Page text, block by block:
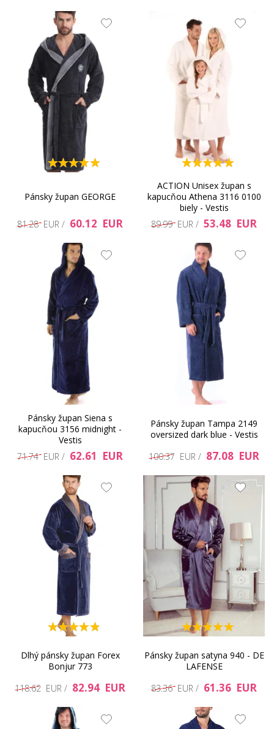
Pánsky župan GEORGE
81.28 EUR / 60.12 EUR
ACTION Unisex župan s
kapucňou Athena 3116 0100
biely - Vestis
89.99 EUR / 53.48 EUR
Pánsky župan Siena s
kapucňou 3156 midnight -
Vestis
71.74 EUR / 62.61 EUR
Pánsky župan Tampa 2149
oversized dark blue - Vestis
100.37 EUR / 87.08 EUR
Dlhý pánsky župan Forex
Bonjur 773
118.62 EUR / 82.94 EUR
Pánsky župan satyna 940 - DE
LAFENSE
83.36 EUR / 61.36 EUR